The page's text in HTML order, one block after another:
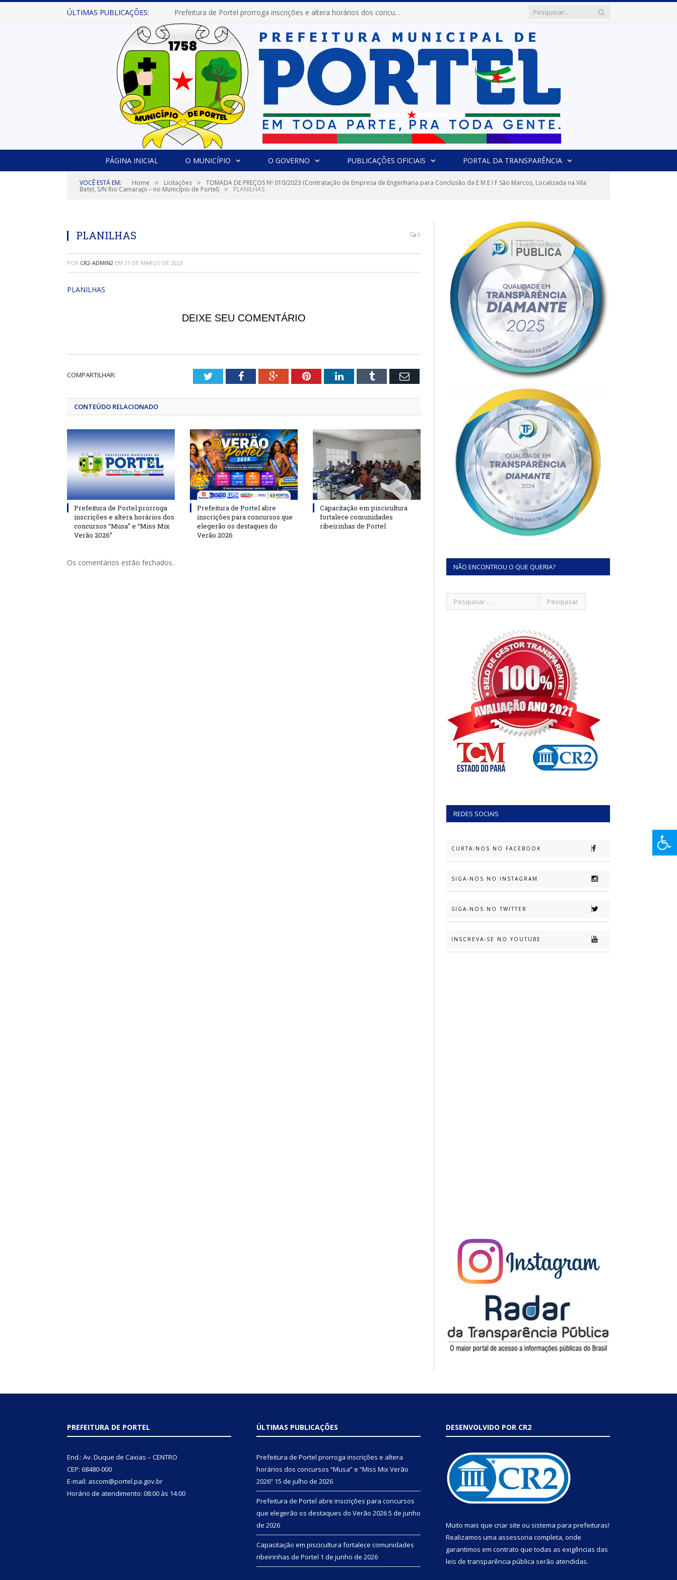
ÚLTIMAS PUBLICAÇÕES: Prefeitura de Portel abre inscrições para concursos que elegerão os destaques do Verão 2026
PÁGINA INICIAL O MUNICÍPIO O GOVERNO PUBLICAÇÕES OFICIAIS PORTAL DA TRANSPARÊNCIA
VOCÊ ESTÁ EM: Home » Licitações » TOMADA DE PREÇOS Nº 010/2023 (Contratação de Empresa de Engenharia para Conclusão da E M E I F São Marcos, Localizada na Vila
Betel, S/N Rio Camarapi – no Município de Portel) » PLANILHAS
PLANILHAS 0
POR CR2-ADMIN2 EM 31 DE MARÇO DE 2023
PLANILHAS
DEIXE SEU COMENTÁRIO
COMPARTILHAR: TwitterFacebookGoogle+PinterestLinkedInTumblr Email
CONTEÚDO RELACIONADO
Prefeitura de Portel prorroga
inscrições e altera horários dos
concursos “Musa” e “Miss Mix
Verão 2026”
Prefeitura de Portel abre
inscrições para concursos que
elegerão os destaques do
Verão 2026
Capacitação em piscicultura
fortalece comunidades
ribeirinhas de Portel
Os comentários estão fechados. NÃO ENCONTROU O QUE QUERIA?
REDES SOCIAIS
CURTA-NOS NO FACEBOOK
SIGA-NOS NO INSTAGRAM
SIGA-NOS NO TWITTER
INSCREVA-SE NO YOUTUBE
PREFEITURA DE PORTEL
End.: Av. Duque de Caxias – CENTRO
CEP: 68480-000
E-mail: ascom@portel.pa.gov.br
Horário de atendimento: 08:00 às 14:00
ÚLTIMAS PUBLICAÇÕES
Prefeitura de Portel prorroga inscrições e altera
horários dos concursos “Musa” e “Miss Mix Verão
2026” 15 de julho de 2026
Prefeitura de Portel abre inscrições para concursos
que elegerão os destaques do Verão 20265 de junho
de 2026
Capacitação em piscicultura fortalece comunidades
ribeirinhas de Portel 1 de junho de 2026
DESENVOLVIDO POR CR2
Muito mais que criar site ou sistema para prefeituras!
Realizamos uma assessoria completa, onde
garantimos em contrato que todas as exigências das
leis de transparência pública serão atendidas.